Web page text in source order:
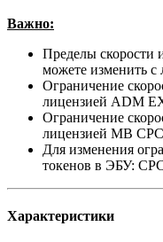
Важно:
Пределы скорости
можете изменить
Ограничение
лицензией ADM
Ограничение
лицензией MB
Для изменения
токенов в ЭБУ:
Характеристики